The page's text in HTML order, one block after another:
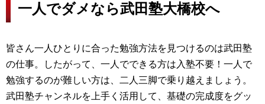
一人でダメなら武田塾大橋校へ
皆さん一人ひとりに合った勉強方法を見つけるのは武田塾
の仕事。したがって、一人でできる方は入塾不要！一人で
勉強するのが難しい方は、二人三脚で乗り越えましょう。
武田塾チャンネルを上手く活用して、基礎の完成度をグッ